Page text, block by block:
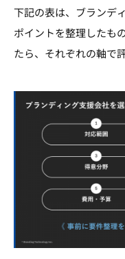
下記の表は、ブランデ
ポイントを整理したも
たら、それぞれの軸で